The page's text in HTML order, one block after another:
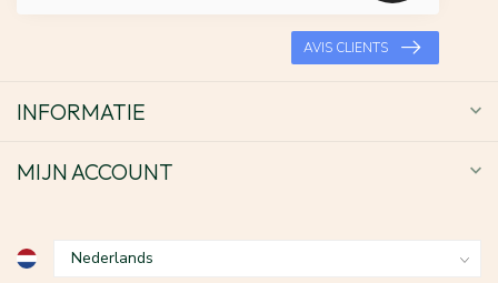
AVIS CLIENTS
INFORMATIE
MIJN ACCOUNT